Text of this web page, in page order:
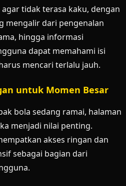
tidak terasa kaku, dengan
mengalir dari pengenalan
hingga informasi
dapat memahami isi
mencari terlalu jauh.
untuk Momen Besar
bola sedang ramai, halaman
menjadi nilai penting.
akses ringan dan
sebagai bagian dari